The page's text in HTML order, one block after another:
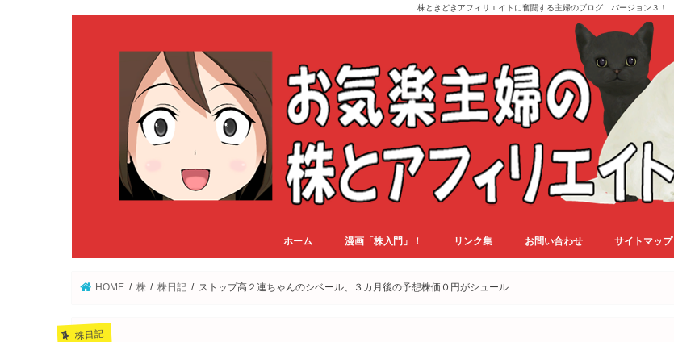
株ときどきアフィリエイトに奮闘する主婦のブログ バージョン３！
ホーム 漫画「株入門」！ リンク集 お問い合わせ サイトマップ
HOME 株 株日記 ストップ高２連ちゃんのシベール、３カ月後の予想株価０円がシュール
株日記